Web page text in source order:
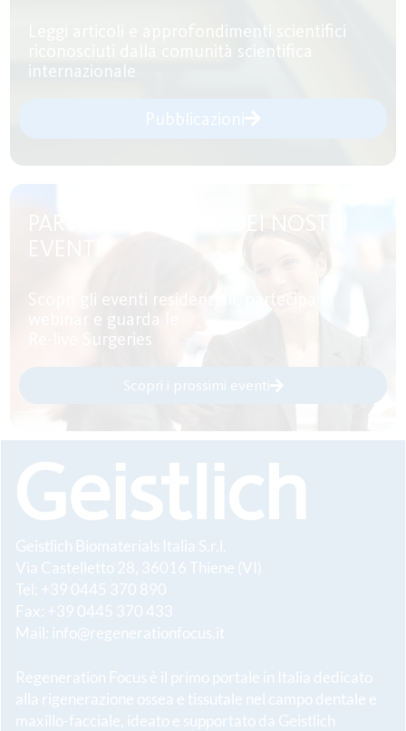
Leggi articoli e approfondimenti scientifici
riconosciuti dalla comunità scientifica
internazionale
Pubblicazioni
PARTECIPA AD UNO DEI NOSTRI
Scopri gli eventi residenziali, partecipa ai
webinar e guarda le
Re-live Surgeries
Scopri i prossimi eventi
Geistlich Biomaterials Italia S.r.l.
Via Castelletto 28, 36016 Thiene (VI)
Tel: +39 0445 370 890
Fax: +39 0445 370 433
Mail: info@regenerationfocus.it
Regeneration Focus è il primo portale in Italia dedicato
alla rigenerazione ossea e tissutale nel campo dentale e
maxillo-facciale, ideato e supportato da Geistlich